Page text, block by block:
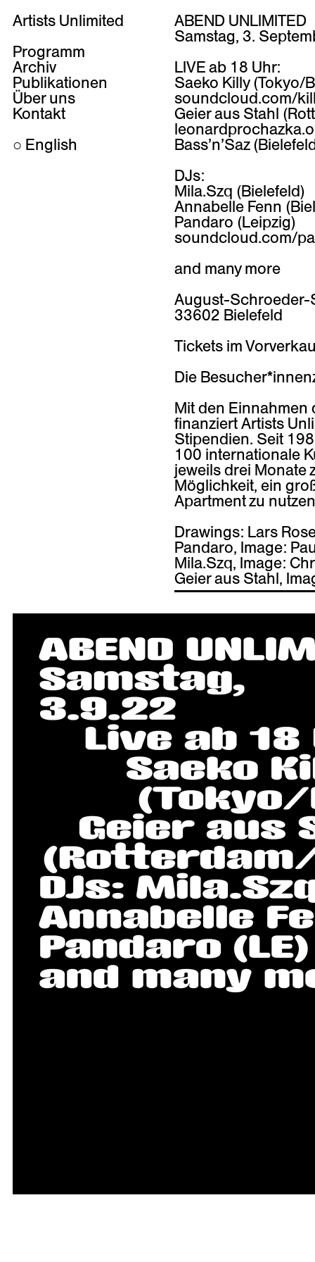
Artists Unlimited
Programm
Archiv
Publikationen
Über uns
Kontakt
○ English
ABEND UNLIMITED
Samstag, 3.
LIVE ab 18 Uhr:
Saeko Killy (Tokyo/
soundcloud.com/
Geier aus Stahl
Bass’n’Saz
DJs:
Mila.Szq (Bielefeld)
Annabelle Fenn
Pandaro (Leipzig)
soundcloud.com/
and many more
August-Schroeder-
33602 Bielefeld
Tickets im
Die
Mit den Einnahmen
finanziert Artists
Stipendien. Seit
100 internationale
jeweils drei Monate
Möglichkeit, ein
Apartment zu
Drawings: Lars
Pandaro, Image:
Mila.Szq, Image:
Geier aus Stahl,